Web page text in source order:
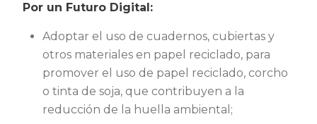
Por un Futuro Digital:
Adoptar el uso de cuadernos, cubiertas y
otros materiales en papel reciclado, para
promover el uso de papel reciclado, corcho
o tinta de soja, que contribuyen a la
reducción de la huella ambiental;